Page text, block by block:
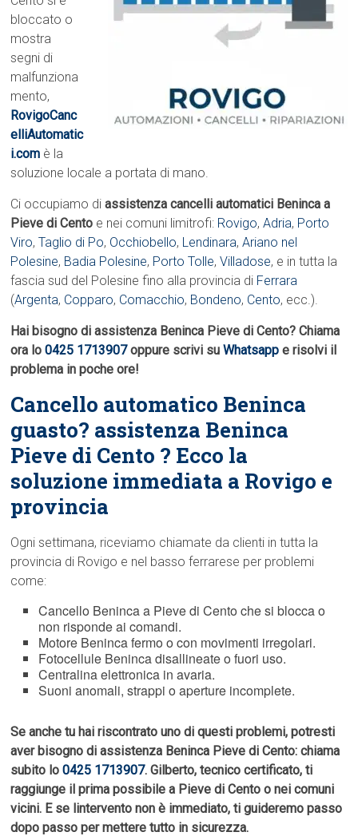
bloccato o
mostra
segni di
malfunziona
mento,
RovigoCanc
elliAutomatic
i.com è la
soluzione locale a portata di mano.
Ci occupiamo diassistenza cancelli automatici Beninca a
Pieve di Cento e nei comuni limitrofi: Rovigo,Adria, Porto
Viro,Taglio di Po, Occhiobello, Lendinara,Ariano nel
Polesine, Badia Polesine, Porto Tolle,Villadose, e in tutta la
fascia sud del Polesine fino alla provincia di Ferrara
(Argenta, Copparo, Comacchio, Bondeno, Cento, ecc.).
Hai bisogno di assistenza Beninca Pieve di Cento? Chiama
ora lo0425 1713907oppure scrivi suWhatsapp e risolvi il
problema in poche ore!
Cancello automatico Beninca
guasto? assistenza Beninca
Pieve di Cento ? Ecco la
soluzione immediata a Rovigo e
provincia
Ogni settimana, riceviamo chiamate da clienti in tutta la
provincia di Rovigo e nel basso ferrarese per problemi
come:
Cancello Beninca a Pieve di Cento che si blocca o
non risponde ai comandi.
Motore Beninca fermo o con movimenti irregolari.
Fotocellule Beninca disallineate o fuori uso.
Centralina elettronica in avaria.
Suoni anomali, strappi o aperture incomplete.
Se anche tu hai riscontrato uno di questi problemi, potresti
aver bisogno di assistenza Beninca Pieve di Cento: chiama
subito lo0425 1713907. Gilberto, tecnico certificato, ti
raggiunge il prima possibile a Pieve di Cento o nei comuni
vicini. E se lintervento non è immediato, ti guideremo passo
dopo passo per mettere tutto in sicurezza.